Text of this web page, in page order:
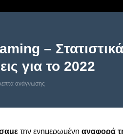
– Στατιστικά
για το 2022
ανάγνωσης
την ενημερωμένη αναφορά